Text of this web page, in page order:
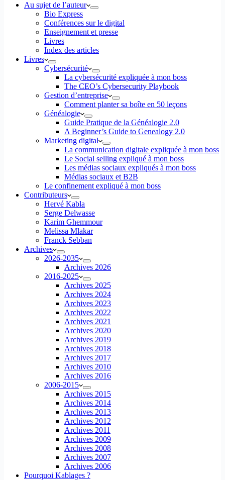
Au sujet de l’auteur
Bio Express
Conférences sur le digital
Enseignement et presse
Livres
Index des articles
Livres
Cybersécurité
La cybersécurité expliquée à mon boss
The CEO’s Cybersecurity Playbook
Gestion d’entreprise
Comment planter sa boîte en 50 leçons
Généalogie
Guide Pratique de la Généalogie 2.0
A Beginner’s Guide to Genealogy 2.0
Marketing digital
La communication digitale expliquée à mon boss
Le Social selling expliqué à mon boss
Les médias sociaux expliqués à mon boss
Médias sociaux et B2B
Le confinement expliqué à mon boss
Contributeurs
Hervé Kabla
Serge Delwasse
Karim Ghemmour
Melissa Mlakar
Franck Sebban
Archives
2026-2035
Archives 2026
2016-2025
Archives 2025
Archives 2024
Archives 2023
Archives 2022
Archives 2021
Archives 2020
Archives 2019
Archives 2018
Archives 2017
Archives 2010
Archives 2016
2006-2015
Archives 2015
Archives 2014
Archives 2013
Archives 2012
Archives 2011
Archives 2009
Archives 2008
Archives 2007
Archives 2006
Pourquoi Kablages ?